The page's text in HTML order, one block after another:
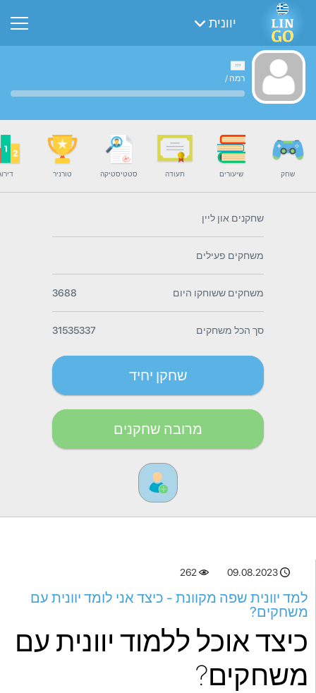
יוונית
רמה /
שחק שיעורים תעודה סטטיסטיקה טורניר
שחקנים און ליין
משחקים פעילים
משחקים ששוחקו היום 3688
סך הכל משחקים 31535337
שחקן יחיד
מרובה שחקנים
09.08.2023
262
למד יוונית שפה מקוונת - כיצד אני לומד יוונית עם
משחקים?
כיצד אוכל ללמוד יוונית עם
משחקים?